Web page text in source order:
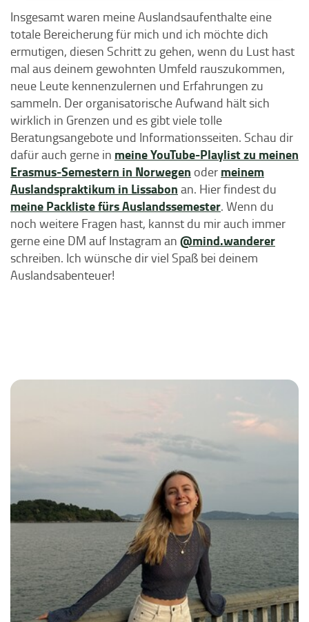
Insgesamt waren meine Auslandsaufenthalte eine
totale Bereicherung für mich und ich möchte dich
ermutigen, diesen Schritt zu gehen, wenn du Lust hast
mal aus deinem gewohnten Umfeld rauszukommen,
neue Leute kennenzulernen und Erfahrungen zu
sammeln. Der organisatorische Aufwand hält sich
wirklich in Grenzen und es gibt viele tolle
Beratungsangebote und Informationsseiten. Schau dir
dafür auch gerne in meine YouTube-Playlist zu meinen
Erasmus-Semestern in Norwegen oder meinem
Auslandspraktikum in Lissabon an. Hier findest du
meine Packliste fürs Auslandssemester. Wenn du
noch weitere Fragen hast, kannst du mir auch immer
gerne eine DM auf Instagram an @mind.wanderer
schreiben. Ich wünsche dir viel Spaß bei deinem
Auslandsabenteuer!